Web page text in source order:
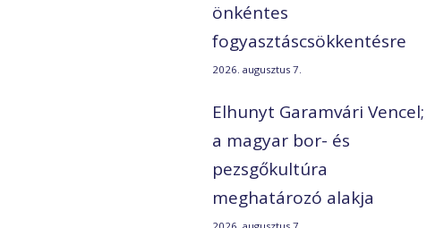
önkéntes
fogyasztáscsökkentésre
2026. augusztus 7.
Elhunyt Garamvári Vencel;
a magyar bor- és
pezsgőkultúra
meghatározó alakja